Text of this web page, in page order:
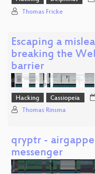
Thomas Fricke
Escaping a
breaking the
barrier
Hacking Cassiopeia
Thomas Rinsma
qryptr -
messenger